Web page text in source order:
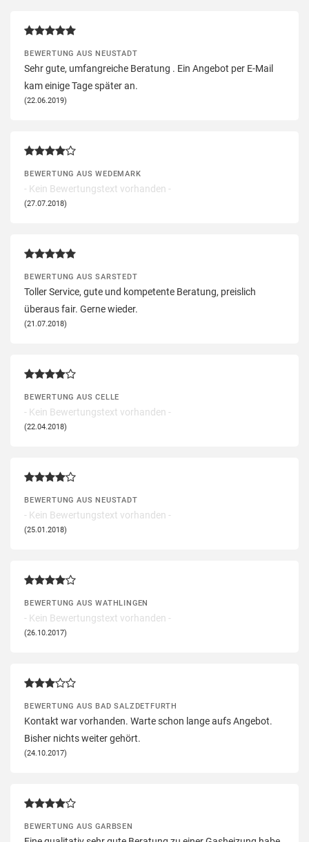
BEWERTUNG AUS NEUSTADT
Sehr gute, umfangreiche Beratung . Ein Angebot per E-Mail
kam einige Tage später an.
(22.06.2019)
BEWERTUNG AUS WEDEMARK
- Kein Bewertungstext vorhanden -
(27.07.2018)
BEWERTUNG AUS SARSTEDT
Toller Service, gute und kompetente Beratung, preislich
überaus fair. Gerne wieder.
(21.07.2018)
BEWERTUNG AUS CELLE
- Kein Bewertungstext vorhanden -
(22.04.2018)
BEWERTUNG AUS NEUSTADT
- Kein Bewertungstext vorhanden -
(25.01.2018)
BEWERTUNG AUS WATHLINGEN
- Kein Bewertungstext vorhanden -
(26.10.2017)
BEWERTUNG AUS BAD SALZDETFURTH
Kontakt war vorhanden. Warte schon lange aufs Angebot.
Bisher nichts weiter gehört.
(24.10.2017)
BEWERTUNG AUS GARBSEN